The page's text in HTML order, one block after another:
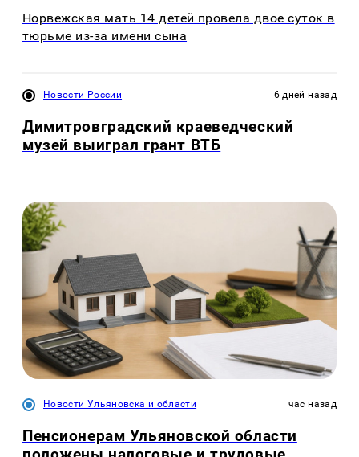
Норвежская мать 14 детей провела двое суток в
тюрьме из-за имени сына
Новости России 6 дней назад
Димитровградский краеведческий
музей выиграл грант ВТБ
Новости Ульяновска и области час назад
Пенсионерам Ульяновской области